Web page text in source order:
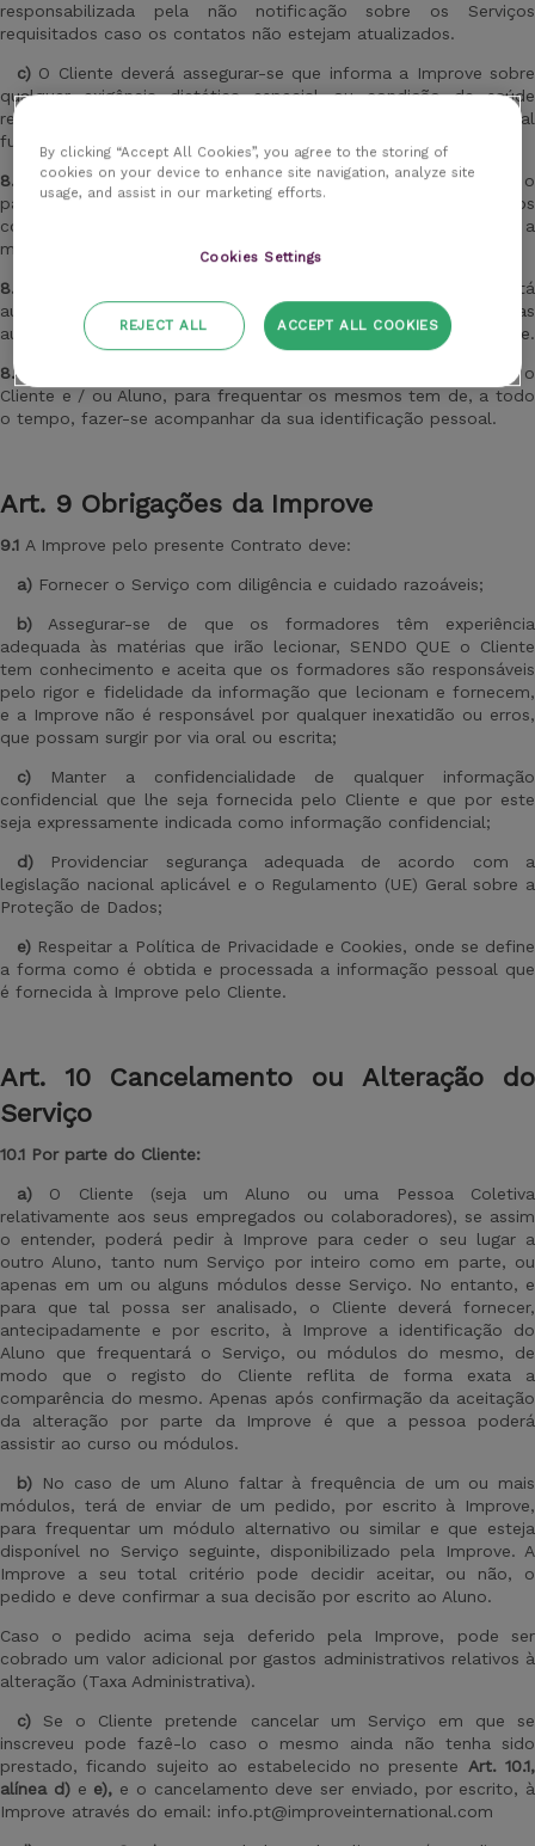
responsabilizada pela não notificação sobre os Serviços
requisitados caso os contatos não estejam atualizados.
c) O Cliente deverá assegurar-se que informa a Improve sobre
qualquer exigência dietética especial ou condição de saúde
relevante que esta deva ter conhecimento para o normal
funcionamento e prestação do Serviço ao Cliente e /ou Aluno.
8.2 O Cliente,pelo presente Contrato está obrigado a fazer o
pagamento integral do curso, nos prazos para tal definidos
conforme estabelecido pela Improve de acordo com a
modalidade escolhida pelo Cliente e aceite pela Improve.
8.3
O Cliente e / ou Aluno têm conhecimento que não está
autorizada a recolha, cópia ou difusão de imagem ou som das
aulas exceto com autorização expressa e por escrito da Improve.
8.4
Sempre que os Serviços são prestados presencialmente o
Cliente e / ou Aluno, para frequentar os mesmos tem de, a todo
o tempo, fazer-se acompanhar da sua identificação pessoal.
Art. 9 Obrigações da Improve
9.1 A Improve pelo presente Contrato deve:
a) Fornecer o Serviço com diligência e cuidado razoáveis;
b) Assegurar-se de que os formadores têm experiência
adequada às matérias que irão lecionar, SENDO QUE o Cliente
tem conhecimento e aceita que os formadores são responsáveis
pelo rigor e fidelidade da informação que lecionam e fornecem,
e a Improve não é responsável por qualquer inexatidão ou erros,
que possam surgir por via oral ou escrita;
c) Manter a confidencialidade de qualquer informação
confidencial que lhe seja fornecida pelo Cliente e que por este
seja expressamente indicada como informação confidencial;
d) Providenciar segurança adequada de acordo com a
legislação nacional aplicável e o Regulamento (UE) Geral sobre a
Proteção de Dados;
e) Respeitar a Política de Privacidade e Cookies, onde se define
a forma como é obtida e processada a informação pessoal que
é fornecida à Improve pelo Cliente.
Art. 10 Cancelamento ou Alteração do
Serviço
10.1 Por parte do Cliente:
a) O Cliente (seja um Aluno ou uma Pessoa Coletiva
relativamente aos seus empregados ou colaboradores), se assim
o entender, poderá pedir à Improve para ceder o seu lugar a
outro Aluno, tanto num Serviço por inteiro como em parte, ou
apenas em um ou alguns módulos desse Serviço. No entanto, e
para que tal possa ser analisado, o Cliente deverá fornecer,
antecipadamente e por escrito, à Improve a identificação do
Aluno que frequentará o Serviço, ou módulos do mesmo, de
modo que o registo do Cliente reflita de forma exata a
comparência do mesmo. Apenas após confirmação da aceitação
da alteração por parte da Improve é que a pessoa poderá
assistir ao curso ou módulos.
b) No caso de um Aluno faltar à frequência de um ou mais
módulos, terá de enviar de um pedido, por escrito à Improve,
para frequentar um módulo alternativo ou similar e que esteja
disponível no Serviço seguinte, disponibilizado pela Improve. A
Improve a seu total critério pode decidir aceitar, ou não, o
pedido e deve confirmar a sua decisão por escrito ao Aluno.
Caso o pedido acima seja deferido pela Improve, pode ser
cobrado um valor adicional por gastos administrativos relativos à
alteração (Taxa Administrativa).
c) Se o Cliente pretende cancelar um Serviço em que se
inscreveu pode fazê-lo caso o mesmo ainda não tenha sido
prestado, ficando sujeito ao estabelecido no presente Art. 10.1,
alínea d) e e), e o cancelamento deve ser enviado, por escrito, à
Improve através do email: info.pt@improveinternational.com
By clicking “Accept All Cookies”, you agree to the storing of
cookies on your device to enhance site navigation, analyze site
usage, and assist in our marketing efforts.
Cookies Settings
REJECT ALL ACCEPT ALL COOKIES